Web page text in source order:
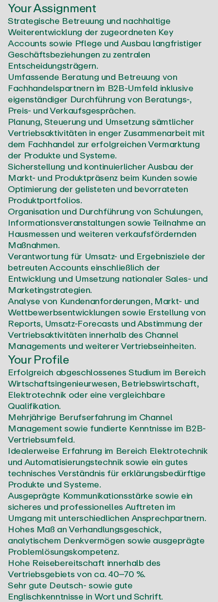
Your Assignment
Strategische Betreuung und nachhaltige
Weiterentwicklung der zugeordneten Key
Accounts sowie Pflege und Ausbau langfristiger
Geschäftsbeziehungen zu zentralen
Entscheidungsträgern.
Umfassende Beratung und Betreuung von
Fachhandelspartnern im B2B-Umfeld inklusive
eigenständiger Durchführung von Beratungs-,
Preis- und Verkaufsgesprächen.
Planung, Steuerung und Umsetzung sämtlicher
Vertriebsaktivitäten in enger Zusammenarbeit mit
dem Fachhandel zur erfolgreichen Vermarktung
der Produkte und Systeme.
Sicherstellung und kontinuierlicher Ausbau der
Markt- und Produktpräsenz beim Kunden sowie
Optimierung der gelisteten und bevorrateten
Produktportfolios.
Organisation und Durchführung von Schulungen,
Informationsveranstaltungen sowie Teilnahme an
Hausmessen und weiteren verkaufsfördernden
Maßnahmen.
Verantwortung für Umsatz- und Ergebnisziele der
betreuten Accounts einschließlich der
Entwicklung und Umsetzung nationaler Sales- und
Marketingstrategien.
Analyse von Kundenanforderungen, Markt- und
Wettbewerbsentwicklungen sowie Erstellung von
Reports, Umsatz-Forecasts und Abstimmung der
Vertriebsaktivitäten innerhalb des Channel
Managements und weiterer Vertriebseinheiten.
Your Profile
Erfolgreich abgeschlossenes Studium im Bereich
Wirtschaftsingenieurwesen, Betriebswirtschaft,
Elektrotechnik oder eine vergleichbare
Qualifikation.
Mehrjährige Berufserfahrung im Channel
Management sowie fundierte Kenntnisse im B2B-
Vertriebsumfeld.
Idealerweise Erfahrung im Bereich Elektrotechnik
und Automatisierungstechnik sowie ein gutes
technisches Verständnis für erklärungsbedürftige
Produkte und Systeme.
Ausgeprägte Kommunikationsstärke sowie ein
sicheres und professionelles Auftreten im
Umgang mit unterschiedlichen Ansprechpartnern.
Hohes Maß an Verhandlungsgeschick,
analytischem Denkvermögen sowie ausgeprägte
Problemlösungskompetenz.
Hohe Reisebereitschaft innerhalb des
Vertriebsgebiets von ca. 40–70 %.
Sehr gute Deutsch- sowie gute
Englischkenntnisse in Wort und Schrift.